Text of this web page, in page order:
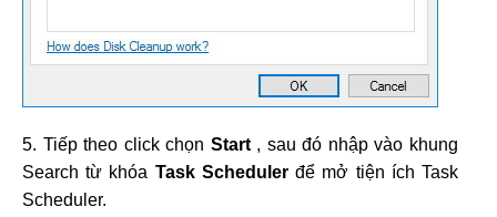
5. Tiếp theo click chọn Start , sau đó nhập vào khung
Search từ khóa Task Schedulerđể mở tiện ích Task
Scheduler.